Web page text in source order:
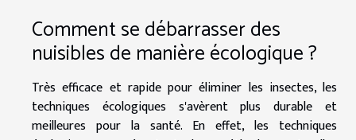
Comment se débarrasser des
nuisibles de manière écologique ?
Très efficace et rapide pour éliminer les insectes, les
techniques écologiques s'avèrent plus durable et
meilleures pour la santé. En effet, les techniques